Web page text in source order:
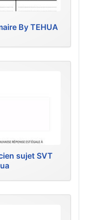
By TEHUA
sujet SVT